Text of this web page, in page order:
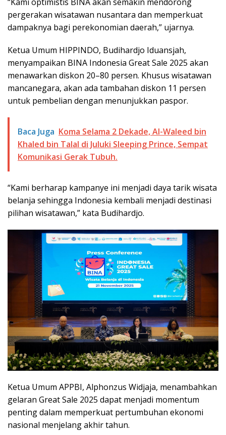
“Kami optimistis BINA akan semakin mendorong
pergerakan wisatawan nusantara dan memperkuat
dampaknya bagi perekonomian daerah,” ujarnya.
Ketua Umum HIPPINDO, Budihardjo Iduansjah,
menyampaikan BINA Indonesia Great Sale 2025 akan
menawarkan diskon 20–80 persen. Khusus wisatawan
mancanegara, akan ada tambahan diskon 11 persen
untuk pembelian dengan menunjukkan paspor.
Baca Juga Koma Selama 2 Dekade, Al-Waleed bin
Khaled bin Talal di Juluki Sleeping Prince, Sempat
Komunikasi Gerak Tubuh.
“Kami berharap kampanye ini menjadi daya tarik wisata
belanja sehingga Indonesia kembali menjadi destinasi
pilihan wisatawan,” kata Budihardjo.
Ketua Umum APPBI, Alphonzus Widjaja, menambahkan
gelaran Great Sale 2025 dapat menjadi momentum
penting dalam memperkuat pertumbuhan ekonomi
nasional menjelang akhir tahun.